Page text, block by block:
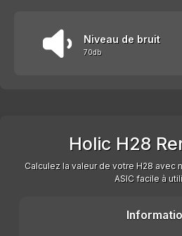
Niveau de bruit
70db
Holic H28
Calculez la valeur de votre H28 avec
ASIC facile à